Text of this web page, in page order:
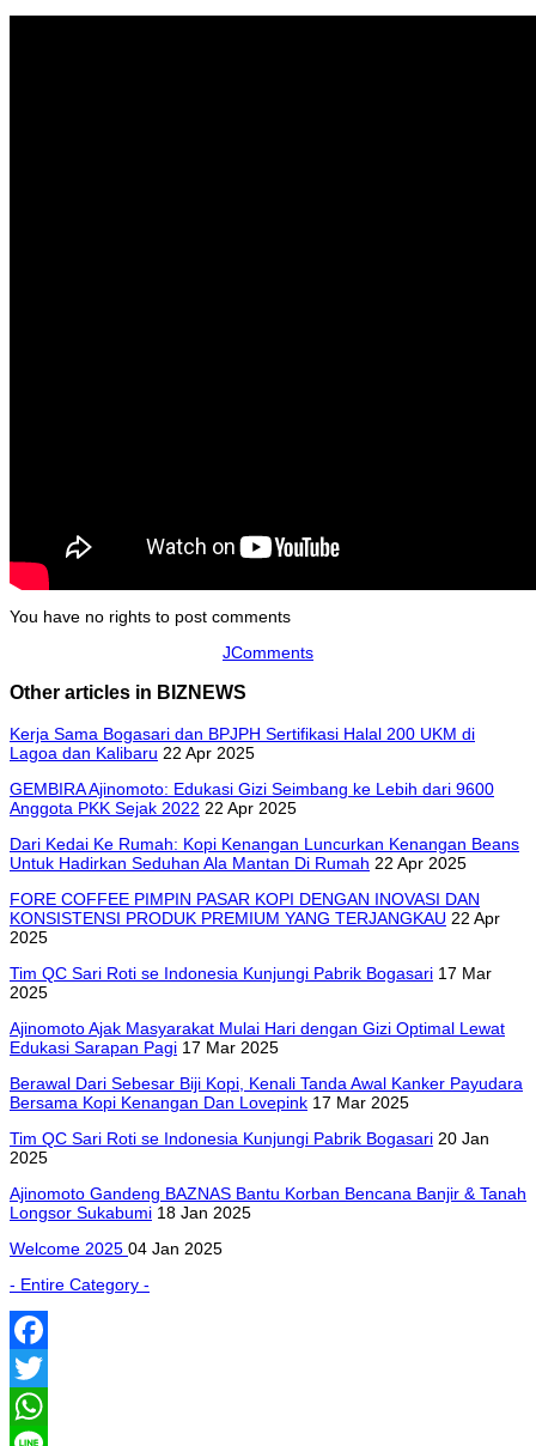
You have no rights to post comments
JComments
Other articles in BIZNEWS
Kerja Sama Bogasari dan BPJPH Sertifikasi Halal 200 UKM di
Lagoa dan Kalibaru 22 Apr 2025
GEMBIRA Ajinomoto: Edukasi Gizi Seimbang ke Lebih dari 9600
Anggota PKK Sejak 2022 22 Apr 2025
Dari Kedai Ke Rumah: Kopi Kenangan Luncurkan Kenangan Beans
Untuk Hadirkan Seduhan Ala Mantan Di Rumah 22 Apr 2025
FORE COFFEE PIMPIN PASAR KOPI DENGAN INOVASI DAN
KONSISTENSI PRODUK PREMIUM YANG TERJANGKAU 22 Apr
2025
Tim QC Sari Roti se Indonesia Kunjungi Pabrik Bogasari 17 Mar
2025
Ajinomoto Ajak Masyarakat Mulai Hari dengan Gizi Optimal Lewat
Edukasi Sarapan Pagi 17 Mar 2025
Berawal Dari Sebesar Biji Kopi, Kenali Tanda Awal Kanker Payudara
Bersama Kopi Kenangan Dan Lovepink 17 Mar 2025
Tim QC Sari Roti se Indonesia Kunjungi Pabrik Bogasari 20 Jan
2025
Ajinomoto Gandeng BAZNAS Bantu Korban Bencana Banjir & Tanah
Longsor Sukabumi 18 Jan 2025
Welcome 2025 04 Jan 2025
- Entire Category -
Facebook
Twitter